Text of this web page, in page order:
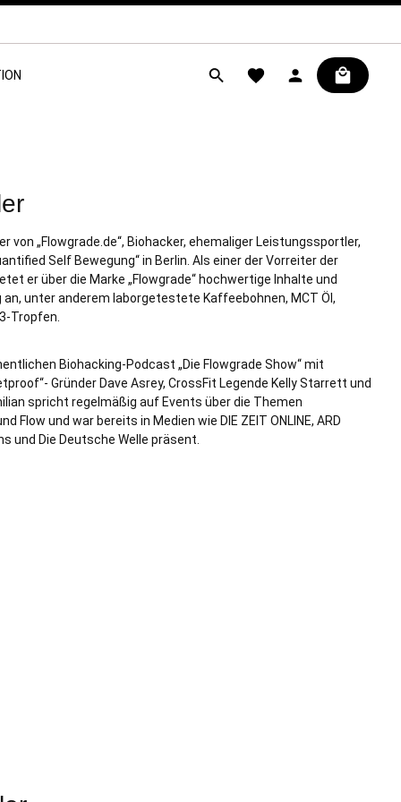
von „Flowgrade.de“, Biohacker, ehemaliger Leistungssportler,
Self Bewegung“ in Berlin. Als einer der Vorreiter der
er über die Marke „Flowgrade“ hochwertige Inhalte und
unter anderem laborgetestete Kaffeebohnen, MCT Öl,
Tropfen.
Biohacking-Podcast „Die Flowgrade Show“ mit
Gründer Dave Asrey, CrossFit Legende Kelly Starrett und
spricht regelmäßig auf Events über die Themen
Flow und war bereits in Medien wie DIE ZEIT ONLINE, ARD
und Die Deutsche Welle präsent.